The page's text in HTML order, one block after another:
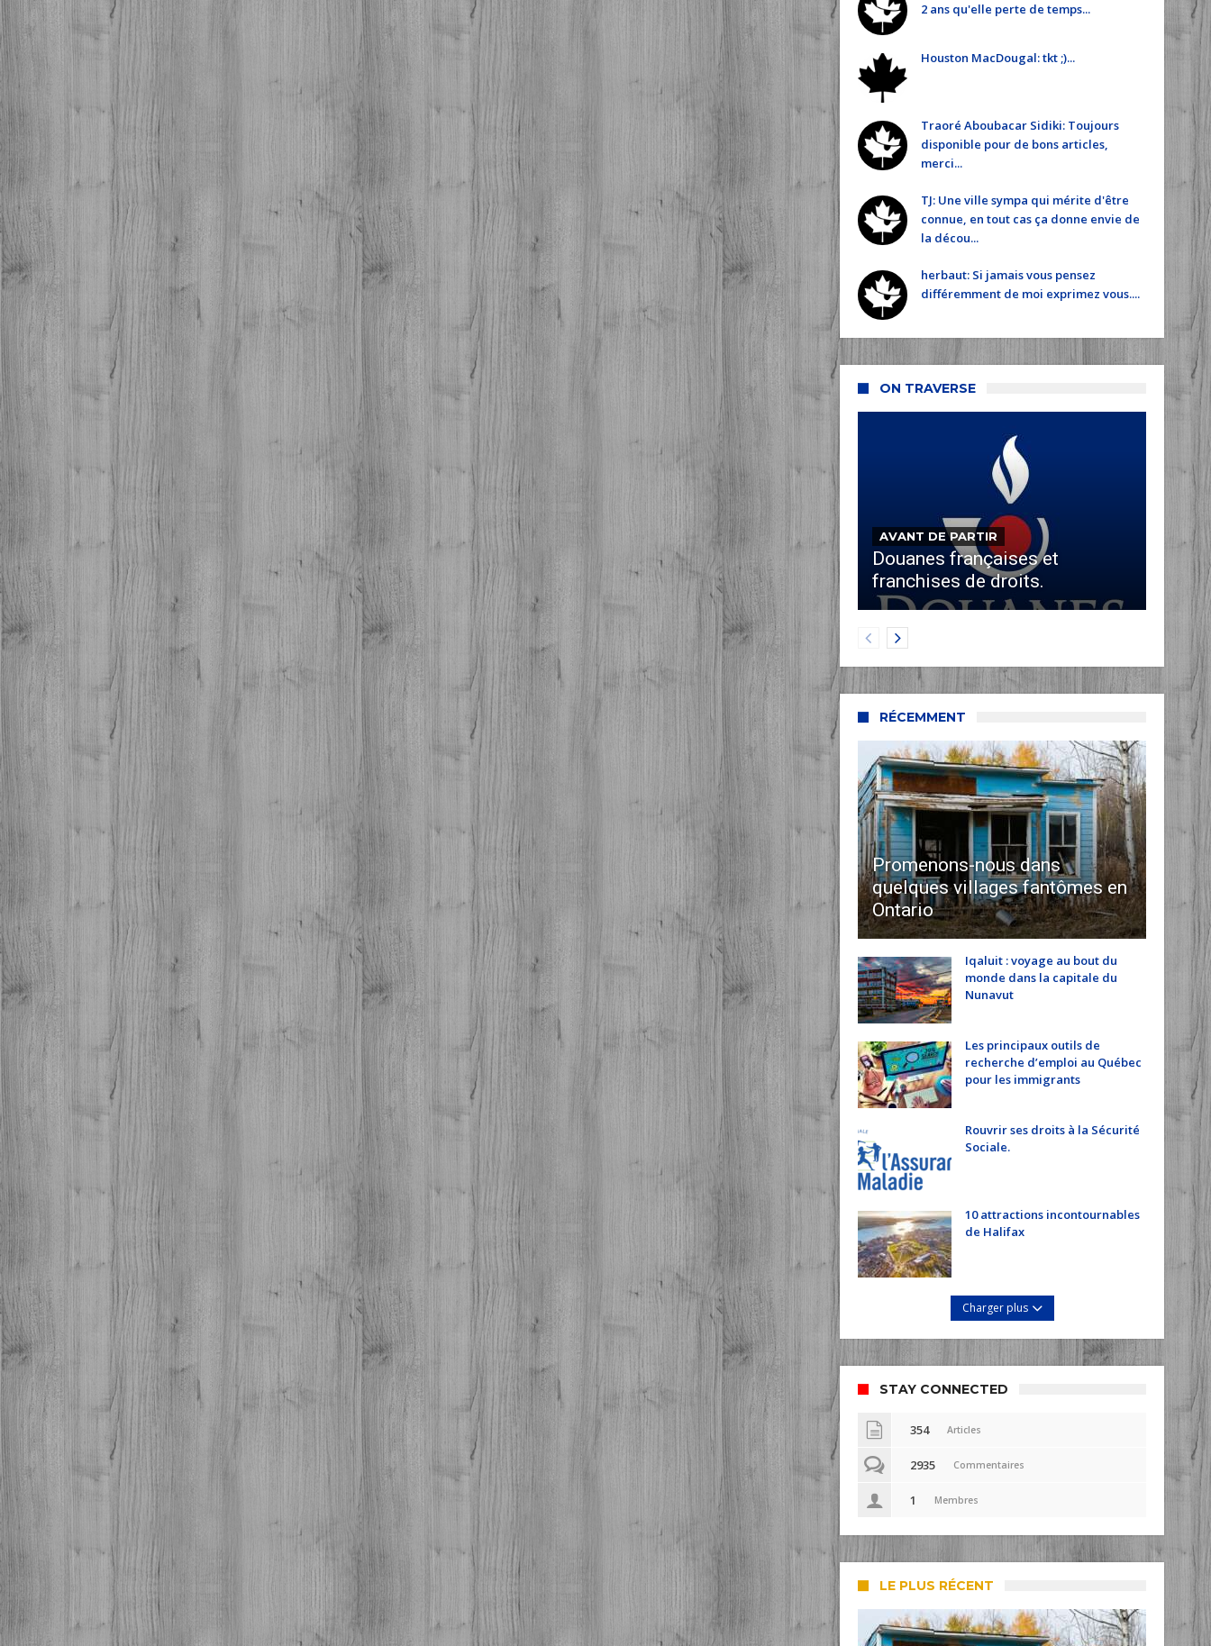
2 ans qu'elle perte de temps...
Houston MacDougal: tkt ;)...
Traoré Aboubacar Sidiki: Toujours
disponible pour de bons articles,
merci...
TJ: Une ville sympa qui mérite d'être
connue, en tout cas ça donne envie de
la décou...
herbaut: Si jamais vous pensez
différemment de moi exprimez vous....
ON TRAVERSE
AVANT DE PARTIR
Douanes françaises et
franchises de droits.
RÉCEMMENT
Promenons-nous dans
quelques villages fantômes en
Ontario
Iqaluit : voyage au bout du
monde dans la capitale du
Nunavut
Les principaux outils de
recherche d’emploi au Québec
pour les immigrants
Rouvrir ses droits à la Sécurité
Sociale.
10 attractions incontournables
de Halifax
Charger plus
STAY CONNECTED
354 Articles
2935 Commentaires
1 Membres
LE PLUS RÉCENT